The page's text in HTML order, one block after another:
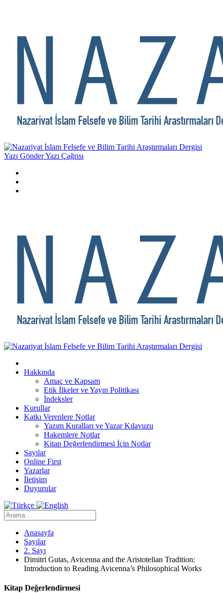
Yazı GönderYazı Çağrısı
Hakkında
Amaç ve Kapsam
Etik İlkeler ve Yayın Politikası
İndeksler
Kurullar
Katkı Verenlere Notlar
Yazım Kuralları ve Yazar Kılavuzu
Hakemlere Notlar
Kitap Değerlendirmesi İçin Notlar
Sayılar
Online First
Yazarlar
İletişim
Duyurular
Anasayfa
Sayılar
2. Sayı
Dimitri Gutas, Avicenna and the Aristotelian Tradition:
Introduction to Reading Avicenna’s Philosophical Works
Kitap Değerlendirmesi